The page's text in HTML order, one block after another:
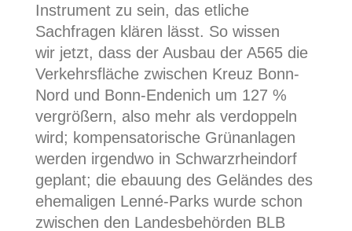
Instrument zu sein, das etliche
Sachfragen klären lässt. So wissen
wir jetzt, dass der Ausbau der A565 die
Verkehrsfläche zwischen Kreuz Bonn-
Nord und Bonn-Endenich um 127 %
vergrößern, also mehr als verdoppeln
wird; kompensatorische Grünanlagen
werden irgendwo in Schwarzrheindorf
geplant; die ebauung des Geländes des
ehemaligen Lenné-Parks wurde schon
zwischen den Landesbehörden BLB